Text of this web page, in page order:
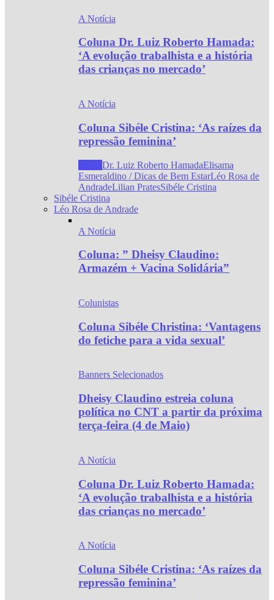
A Notícia
Coluna Dr. Luiz Roberto Hamada:
‘A evolução trabalhista e a história
das crianças no mercado’
A Notícia
Coluna Sibéle Cristina: ‘As raízes da
repressão feminina’
Dr. Luiz Roberto HamadaElisama
Esmeraldino / Dicas de Bem EstarLéo Rosa de
AndradeLilian PratesSibéle Cristina
Sibéle Cristina
Léo Rosa de Andrade
A Notícia
Coluna: ” Dheisy Claudino:
Armazém + Vacina Solidária”
Colunistas
Coluna Sibéle Christina: ‘Vantagens
do fetiche para a vida sexual’
Banners Selecionados
Dheisy Claudino estreia coluna
política no CNT a partir da próxima
terça-feira (4 de Maio)
A Notícia
Coluna Dr. Luiz Roberto Hamada:
‘A evolução trabalhista e a história
das crianças no mercado’
A Notícia
Coluna Sibéle Cristina: ‘As raízes da
repressão feminina’